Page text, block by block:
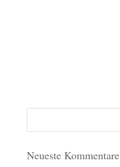
Neueste Kommentare